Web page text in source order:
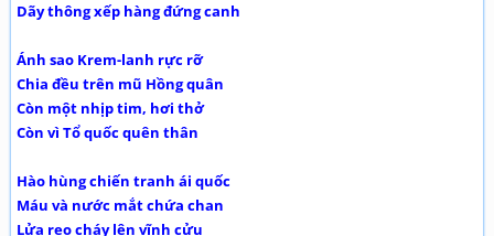
Dãy thông xếp hàng đứng canh
Ánh sao Krem-lanh rực rỡ
Chia đều trên mũ Hồng quân
Còn một nhịp tim, hơi thở
Còn vì Tổ quốc quên thân
Hào hùng chiến tranh ái quốc
Máu và nước mắt chứa chan
Lửa reo cháy lên vĩnh cửu